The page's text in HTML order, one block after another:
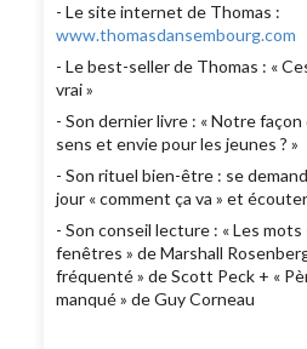
- Le site internet de Thomas :
www.thomasdansembourg.com
- Le best-seller de Thomas : «
vrai »
- Son dernier livre : « Notre
sens et envie pour les jeunes ? »
- Son rituel bien-être : se
jour « comment ça va » et
- Son conseil lecture : « Les
fenêtres » de Marshall
fréquenté » de Scott Peck + «
manqué » de Guy Corneau